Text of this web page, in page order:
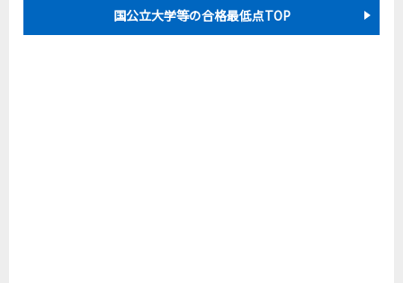
国公立大学等の合格最低点TOP